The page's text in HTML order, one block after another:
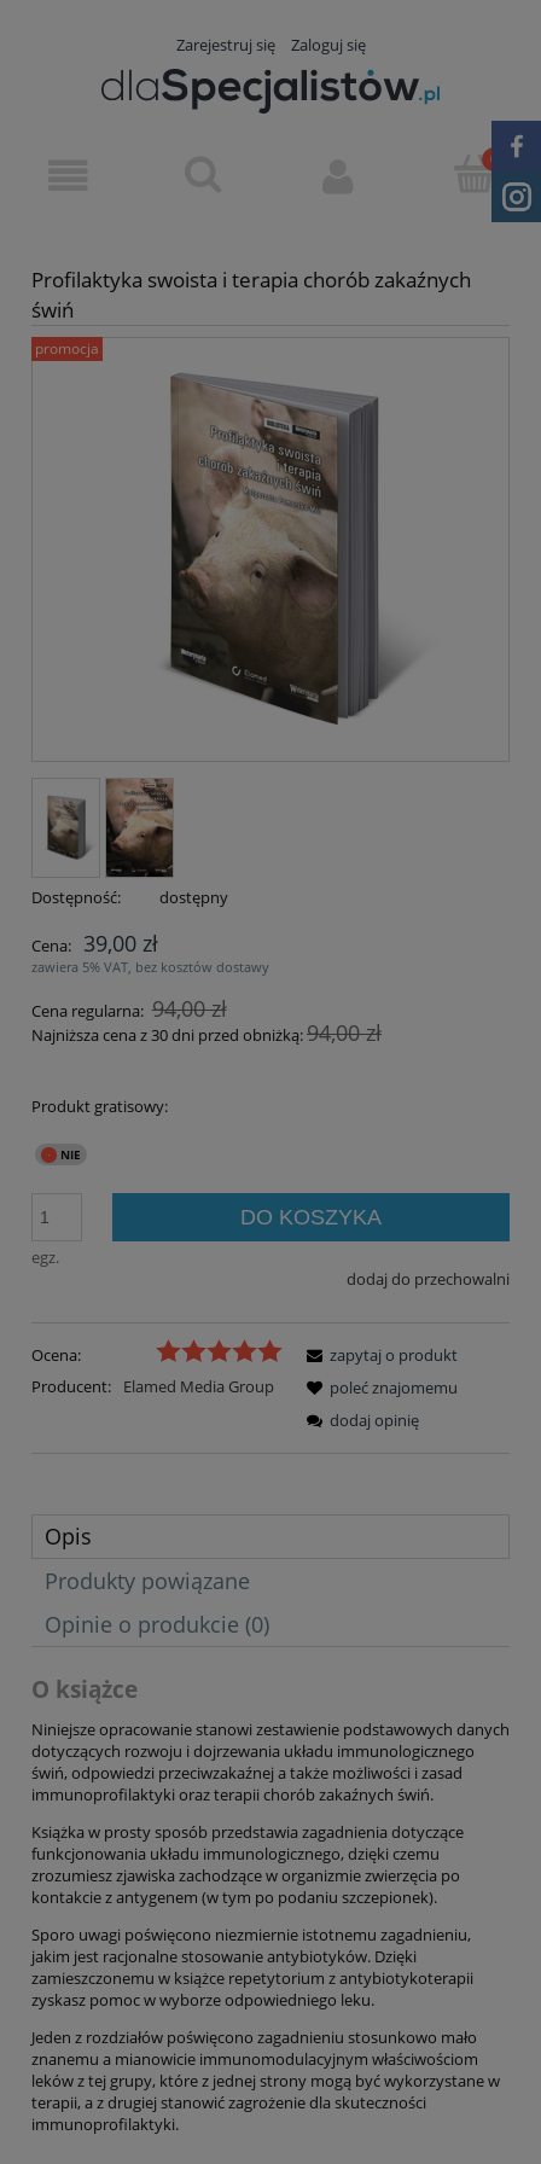
Zarejestruj się Zaloguj się
Profilaktyka swoista i terapia chorób zakaźnych
świń
promocja
Dostępność: dostępny
Cena: 39,00 zł
zawiera 5% VAT, bez kosztów dostawy
Cena regularna: 94,00 zł
Najniższa cena z 30 dni przed obniżką:94,00 zł
Produkt gratisowy:
egz.
DO KOSZYKA
dodaj do przechowalni
Ocena:
Producent:
Elamed Media Group
zapytaj o produkt
poleć znajomemu
dodaj opinię
Opis
Produkty powiązane
Opinie o produkcie (0)
O książce
Niniejsze opracowanie stanowi zestawienie podstawowych danych
dotyczących rozwoju i dojrzewania układu immunologicznego
świń, odpowiedzi przeciwzakaźnej a także możliwości i zasad
immunoprofilaktyki oraz terapii chorób zakaźnych świń.
Książka w prosty sposób przedstawia zagadnienia dotyczące
funkcjonowania układu immunologicznego, dzięki czemu
zrozumiesz zjawiska zachodzące w organizmie zwierzęcia po
kontakcie z antygenem (w tym po podaniu szczepionek).
Sporo uwagi poświęcono niezmiernie istotnemu zagadnieniu,
jakim jest racjonalne stosowanie antybiotyków. Dzięki
zamieszczonemu w książce repetytorium z antybiotykoterapii
zyskasz pomoc w wyborze odpowiedniego leku.
Jeden z rozdziałów poświęcono zagadnieniu stosunkowo mało
znanemu a mianowicie immunomodulacyjnym właściwościom
leków z tej grupy, które z jednej strony mogą być wykorzystane w
terapii, a z drugiej stanowić zagrożenie dla skuteczności
immunoprofilaktyki.